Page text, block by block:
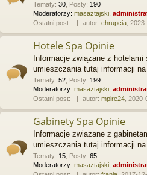
Tematy: 30 Posty: 190
Moderatorzy: masaztajski
Ostatni post:
autor: chrupcia ,
Hotele Spa Opinie
Informacje związane z
umieszczania tutaj informacji
Tematy: 52 Posty: 199
Moderatorzy: masaztajski
Ostatni post:
autor: mpire24 ,
Gabinety Spa Opinie
Informacje związane z
umieszczania tutaj informacji
Tematy: 15 Posty: 65
Moderatorzy: masaztajski